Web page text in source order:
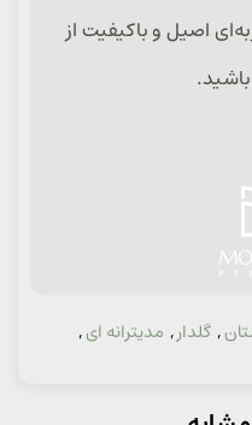
اصیل و باکیفیت از
, گلدار, مدیترانه ای,